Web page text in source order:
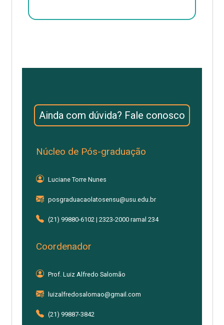
Ainda com dúvida? Fale conosco
Núcleo de Pós-graduação
Luciane Torre Nunes
posgraduacaolatosensu@usu.edu.br
(21) 99880-6102 | 2323-2000 ramal 234
Coordenador
Prof. Luiz Alfredo Salomão
luizalfredosalomao@gmail.com
(21) 99887-3842